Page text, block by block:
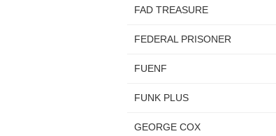
FAD TREASURE
FEDERAL PRISONER
FUENF
FUNK PLUS
GEORGE COX